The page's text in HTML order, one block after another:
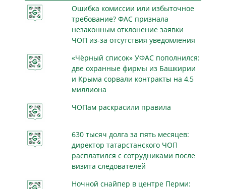
Ошибка комиссии или избыточное
требование? ФАС признала
незаконным отклонение заявки
ЧОП из-за отсутствия уведомления
«Чёрный список» УФАС пополнился:
две охранные фирмы из Башкирии
и Крыма сорвали контракты на 4,5
миллиона
ЧОПам раскрасили правила
630 тысяч долга за пять месяцев:
директор татарстанского ЧОП
расплатился с сотрудниками после
визита следователей
Ночной снайпер в центре Перми: